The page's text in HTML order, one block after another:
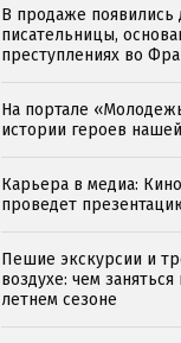
В продаже появились
писательницы,
преступлениях во
На портале
истории героев
Карьера в медиа:
проведет
Пешие экскурсии и
воздухе: чем
летнем сезоне